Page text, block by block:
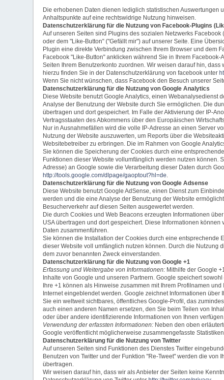
Die erhobenen Daten dienen lediglich statistischen Auswertungen
Anhaltspunkte auf eine rechtswidrige Nutzung hinweisen.
Datenschutzerklärung für die Nutzung von Facebook-Plugins
Auf unseren Seiten sind Plugins des sozialen Netzwerks
oder dem "Like-Button" ("Gefällt mir") auf unserer Seite. Eine
Plugin eine direkte Verbindung zwischen Ihrem Browser und dem
Facebook "Like-Button" anklicken während Sie in Ihrem
Seiten Ihrem Benutzerkonto zuordnen. Wir weisen darauf hin,
hierzu finden Sie in der Datenschutzerklärung von facebook unter
Wenn Sie nicht wünschen, dass Facebook den Besuch unserer
Datenschutzerklärung für die Nutzung von Google Analytics
Diese Website benutzt Google Analytics, einen Webanalysedienst
Analyse der Benutzung der Website durch Sie ermöglichen. Die
übertragen und dort gespeichert. Im Falle der Aktivierung der IP-
Vertragsstaaten des Abkommens über den Europäischen
Nur in Ausnahmefällen wird die volle IP-Adresse an einen Server
Nutzung der Website auszuwerten, um Reports über die
Websitebetreiber zu erbringen. Die im Rahmen von Google
Sie können die Speicherung der Cookies durch eine
Funktionen dieser Website vollumfänglich werden nutzen können.
Adresse) an Google sowie die Verarbeitung dieser Daten durch
http://tools.google.com/dlpage/gaoptout?hl=de
Datenschutzerklärung für die Nutzung von Google Adsense
Diese Website benutzt Google AdSense, einen Dienst zum
werden und die eine Analyse der Benutzung der Website
Besucherverkehr auf diesen Seiten ausgewertet werden.
Die durch Cookies und Web Beacons erzeugten Informationen
USA übertragen und dort gespeichert. Diese Informationen
Daten zusammenführen.
Sie können die Installation der Cookies durch eine entsprechende
dieser Website voll umfänglich nutzen können. Durch die Nutzung
dem zuvor benannten Zweck einverstanden.
Datenschutzerklärung für die Nutzung von Google +1
Erfassung und Weitergabe von Informationen: Mithilfe der Google
Inhalte von Google und unseren Partnern. Google speichert
Ihre +1 können als Hinweise zusammen mit Ihrem Profilnamen
Internet eingeblendet werden. Google zeichnet Informationen
Sie ein weltweit sichtbares, öffentliches Google-Profil, das
auch einen anderen Namen ersetzen, den Sie beim Teilen von
oder über andere identifizierende Informationen von Ihnen verfügen.
Verwendung der erfassten Informationen: Neben den oben
Google veröffentlicht möglicherweise zusammengefasste
Datenschutzerklärung für die Nutzung von Twitter
Auf unseren Seiten sind Funktionen des Dienstes Twitter
Benutzen von Twitter und der Funktion "Re-Tweet" werden die
übertragen.
Wir weisen darauf hin, dass wir als Anbieter der Seiten keine